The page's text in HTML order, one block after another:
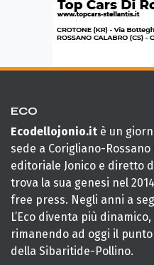
ECO
Ecodellojonio.it è un
sede a Corigliano-
editoriale Jonico e diretto
trova la sua genesi nel
free press. Negli anni a
L’Eco diventa più
rimanendo ad oggi il
della Sibaritide-Pollino.